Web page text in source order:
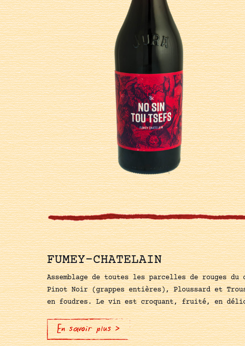
FUMEY-CHATELAIN
Assemblage de toutes les parcelles de rouges
Pinot Noir (grappes entières), Ploussard et
en foudres. Le vin est croquant, fruité, en
En savoir plus >